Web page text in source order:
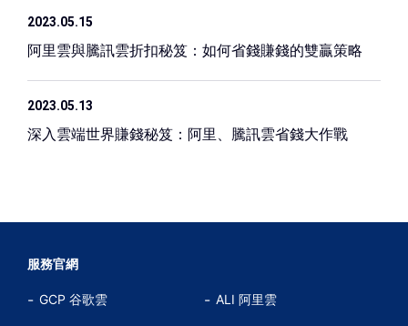
2023.05.15
阿里雲與騰訊雲折扣秘笈：如何省錢賺錢的雙贏策略
2023.05.13
深入雲端世界賺錢秘笈：阿里、騰訊雲省錢大作戰
服務官網
GCP 谷歌雲 ALI 阿里雲